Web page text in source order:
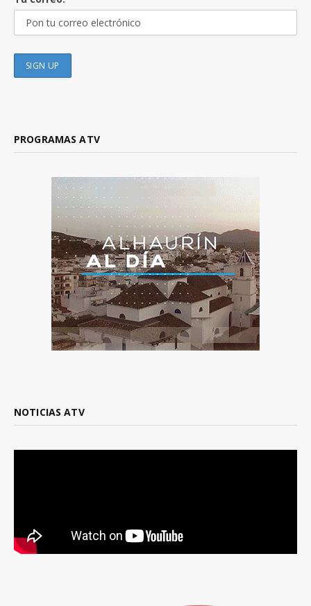
PROGRAMAS ATV
NOTICIAS ATV